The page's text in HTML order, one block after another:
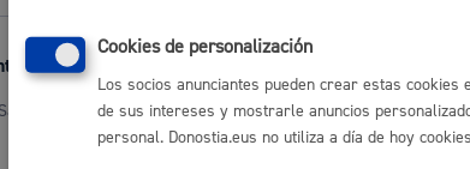
de Donostia / San Sebastián
Sebastián)
Cookies de personalización
Los socios anunciantes pueden crear estas
de sus intereses y mostrarle anuncios
personal. Donostia.eus no utiliza a día de hoy